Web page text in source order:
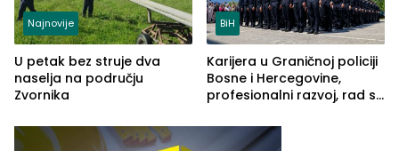
Najnovije
U petak bez struje dva
naselja na području
Zvornika
BiH
Karijera u Graničnoj policiji
Bosne i Hercegovine,
profesionalni razvoj, rad sa
služba građanima